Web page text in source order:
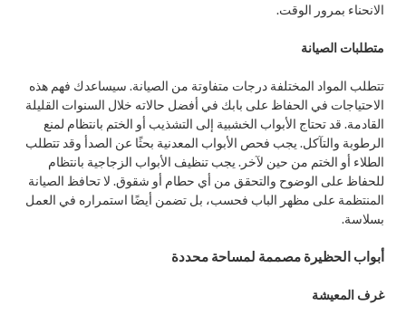
الانحناء بمرور الوقت.
متطلبات الصيانة
تتطلب المواد المختلفة درجات متفاوتة من الصيانة. سيساعدك فهم هذه
الاحتياجات في الحفاظ على بابك في أفضل حالاته خلال السنوات القليلة
القادمة. قد تحتاج الأبواب الخشبية إلى التشذيب أو الختم بانتظام لمنع
الرطوبة والتآكل. يجب فحص الأبواب المعدنية بحثًا عن الصدأ وقد تتطلب
الطلاء أو الختم من حين لآخر. يجب تنظيف الأبواب الزجاجية بانتظام
للحفاظ على الوضوح والتحقق من أي حطام أو شقوق. لا تحافظ الصيانة
المنتظمة على مظهر الباب فحسب، بل تضمن أيضًا استمراره في العمل
بسلاسة.
أبواب الحظيرة مصممة لمساحة محددة
غرف المعيشة